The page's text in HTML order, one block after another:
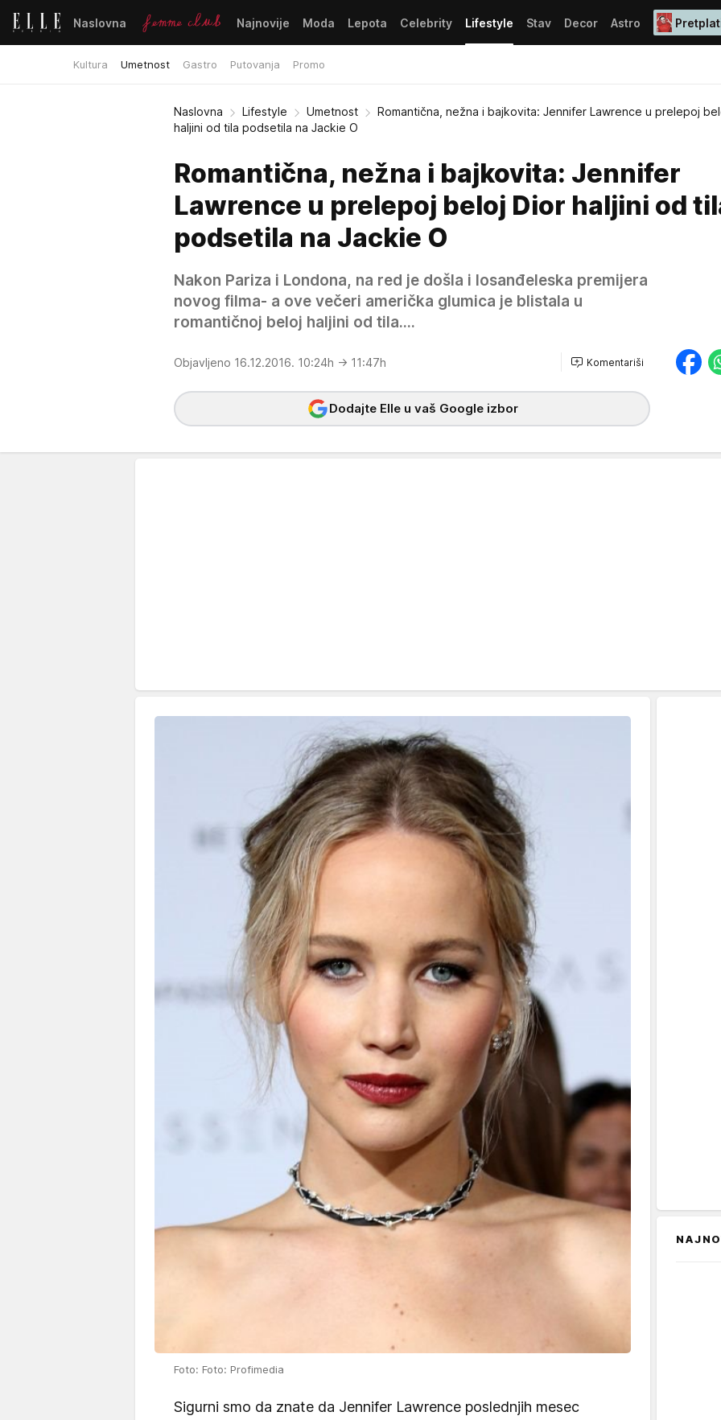
Naslovna Najnovije Moda Lepota Celebrity Lifestyle
Kultura Umetnost Gastro Putovanja Promo
Stav Decor Astro
Naslovna Lifestyle Umetnost
Romantična, nežna i bajkovita: Jennifer Lawrence u prelepoj
haljini od tila podsetila na Jackie O
Romantična, nežna i bajkovita: Jennifer
Lawrence u prelepoj beloj Dior haljini od
podsetila na Jackie O
Nakon Pariza i Londona, na red je došla i losanđeleska premijera
novog filma- a ove večeri američka glumica je blistala u
romantičnoj beloj haljini od tila....
Objavljeno 16.12.2016. 10:24h → 11:47h Komentariši
Dodajte Elle u vaš Google izbor
Foto: Foto: Profimedia
Sigurni smo da znate da Jennifer Lawrence poslednjih mesec